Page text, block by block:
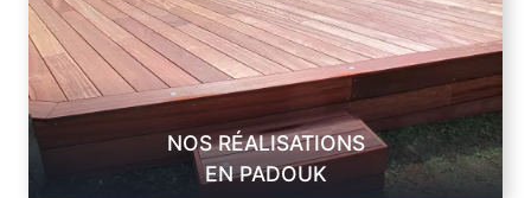
d
e
p
a
r
m
2
NOS RÉALISATIONS
EN PADOUK